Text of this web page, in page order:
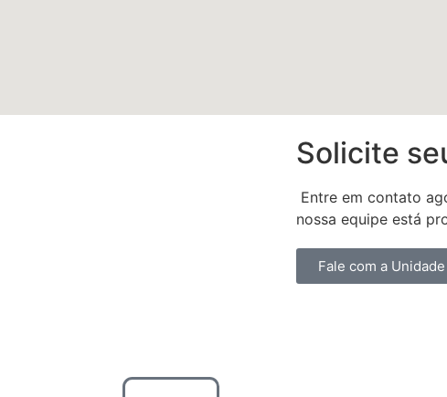
Solicite
Entre em contato
nossa equipe está
Fale com a